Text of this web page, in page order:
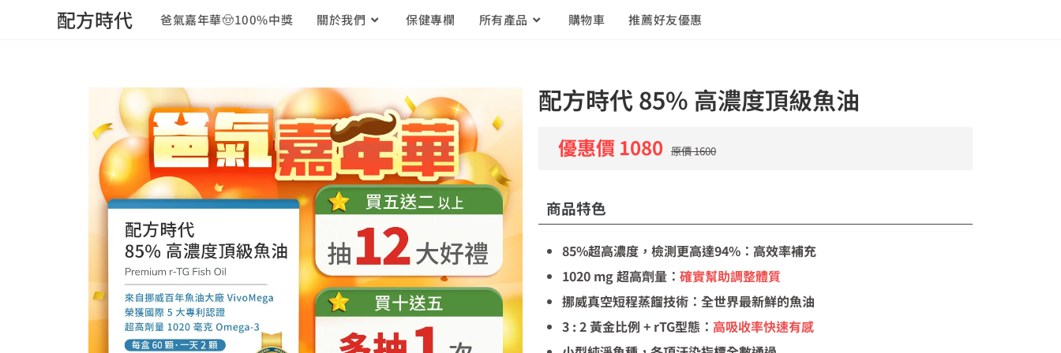
配方時代 爸氣嘉年華🤠100%中獎 關於我們 保健專欄 所有產品 購物車 推薦好友優惠
配方時代 85% 高濃度頂級魚油
優惠價 1080 原價 1600
商品特色
85%超高濃度，檢測更高達94%： 高效率補充
1020 mg 超高劑量： 確實幫助調整體質
挪威真空短程蒸餾技術：全世界最新鮮的魚油
3 : 2 黃金比例 + rTG型態： 高吸收率快速有感